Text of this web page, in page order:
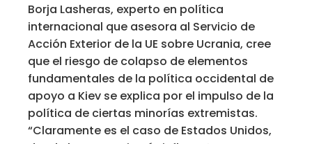
Borja Lasheras, experto en política
internacional que asesora al Servicio de
Acción Exterior de la UE sobre Ucrania, cree
que el riesgo de colapso de elementos
fundamentales de la política occidental de
apoyo a Kiev se explica por el impulso de la
política de ciertas minorías extremistas.
“Claramente es el caso de Estados Unidos,